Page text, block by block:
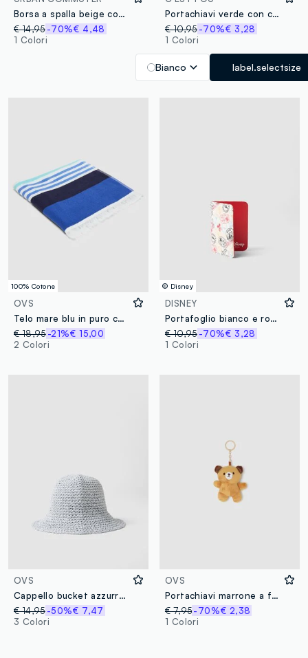
Borsa a spalla beige con tracolla regolabile
€ 14,95-70%€ 4,48
1 Colori
Portachiavi verde con cactus e perline
€ 10,95 -70%€ 3,28
1 Colori
Bianco label.selectsize
100% Cotone
OVS
Telo mare blu in puro cotone a righe
€ 18,95-21%€ 15,00
2 Colori
© Disney
DISNEY
Portafoglio bianco e rosso con stampe Disney
€ 10,95 -70%€ 3,28
1 Colori
OVS
Cappello bucket azzurro in puro tessuto carta
€ 14,95-50%€ 7,47
3 Colori
OVS
Portachiavi marrone a forma di orsetto
€ 7,95-70%€ 2,38
1 Colori